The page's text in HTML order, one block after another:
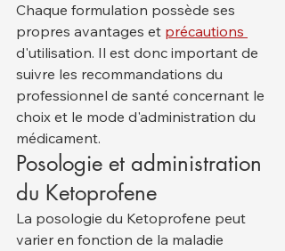
Chaque formulation possède ses
propres avantages et précautions
d'utilisation. Il est donc important de
suivre les recommandations du
professionnel de santé concernant le
choix et le mode d'administration du
médicament.
Posologie et administration
du Ketoprofene
La posologie du Ketoprofene peut
varier en fonction de la maladie